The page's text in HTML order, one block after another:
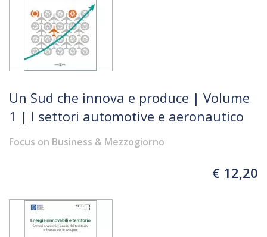
Un Sud che innova e produce | Volume
1 | I settori automotive e aeronautico
Focus on Business & Mezzogiorno
€ 12,20